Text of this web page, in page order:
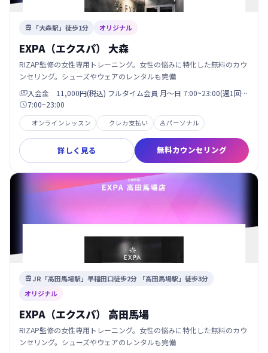
 「大森駅」徒歩1分 オリジナル
EXPA（エクスパ） 大森
RIZAP監修の女性専用トレーニング。女性の悩みに特化した無料のカウ
ンセリング。シューズやウェアのレンタルも完備
入会金 11,000円(税込) フルタイム会員 月〜日 7:00~23:00(週1回…
7:00~23:00
オンラインレッスン クレカ支払い パーソナル
詳しく見る 無料カウンセリング
 JR「高田馬場駅」早稲田口徒歩2分 「高田馬場駅」徒歩3分
オリジナル
EXPA（エクスパ） 高田馬場
RIZAP監修の女性専用トレーニング。女性の悩みに特化した無料のカウ
ンセリング。シューズやウェアのレンタルも完備